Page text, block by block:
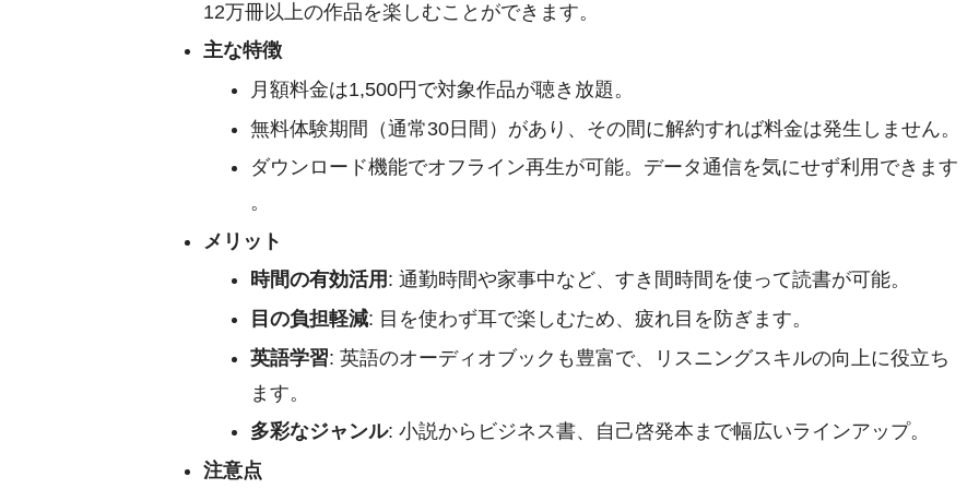
12万冊以上の作品を楽しむことができます​​。
主な特徴
月額料金は1,500円で対象作品が聴き放題。
無料体験期間（通常30日間）があり、その間に解約すれば料金は発生しません。
ダウンロード機能でオフライン再生が可能。データ通信を気にせず利用できます​​
。
メリット
時間の有効活用 : 通勤時間や家事中など、すき間時間を使って読書が可能。
目の負担軽減: 目を使わず耳で楽しむため、疲れ目を防ぎます。
英語学習: 英語のオーディオブックも豊富で、リスニングスキルの向上に役立ち
ます。
多彩なジャンル: 小説からビジネス書、自己啓発本まで幅広いラインアップ​​。
注意点